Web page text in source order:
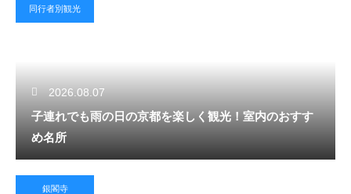
同行者別観光
2026.08.07
子連れでも雨の日の京都を楽しく観光！室内のおすす
め名所
銀閣寺